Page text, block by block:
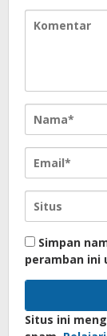
Simpan
peramban ini
Situs ini